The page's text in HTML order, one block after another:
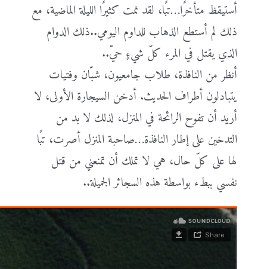
أستيقظ متأخرًا…تبًا، لقد نمت كثيرًا الليلة الماضية، مع
ذلك لم أستطع الذهاب للداوم اليومي..ذلك الدوام
الذي يقتل في المرء كلّ شيءٍ حيّ..
أنظر من النافذة، طلاب جامعيون، شبّان وفتيات
يتبادلون أطراف الحديث. أدخن السيجارة الأولى، لا
أريد أن تفوح الرائحة في المنزل، لذلك لا بد من
التدخين على إطار النافذة…صاحبة المنزل أصرت، تبًا
لها على كلّ حال، هي لا تملك أن تمنعني من قتل
نفسي ببطء بواسطة هذه السجائر الجميلة..